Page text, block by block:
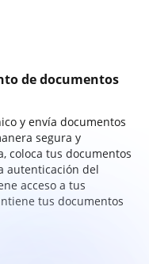
de documentos
y envía documentos
segura y
coloca tus documentos
autenticación del
acceso a tus
tus documentos